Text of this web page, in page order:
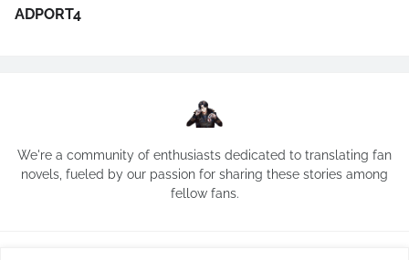
ADPORT4
We're a community of enthusiasts dedicated to translating fan
novels, fueled by our passion for sharing these stories among
fellow fans.